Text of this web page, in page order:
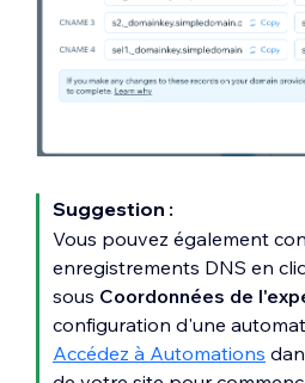
Suggestion :
Vous pouvez également
enregistrements DNS en
sous Coordonnées de
configuration d'une
Accédez à Automations